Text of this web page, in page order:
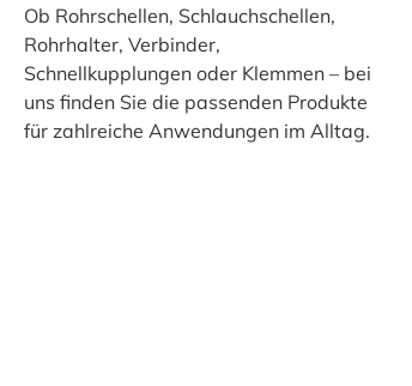
Ob Rohrschellen, Schlauchschellen,
Rohrhalter, Verbinder,
Schnellkupplungen oder Klemmen – bei
uns finden Sie die passenden Produkte
für zahlreiche Anwendungen im Alltag.